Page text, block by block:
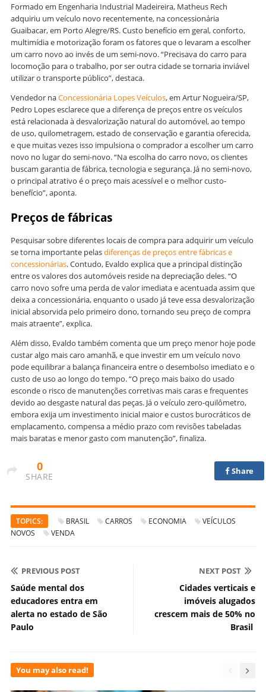
Formado em Engenharia Industrial Madeireira, Matheus Rech
adquiriu um veículo novo recentemente, na concessionária
Guaibacar, em Porto Alegre/RS. Custo benefício em geral, conforto,
multimídia e motorização foram os fatores que o levaram a escolher
um carro novo ao invés de um semi-novo. “Precisava do carro para
locomoção para o trabalho, por ser outra cidade se tornaria inviável
utilizar o transporte público”, destaca.
Vendedor naConcessionária Lopes Veículos, em Artur Nogueira/SP,
Pedro Lopes esclarece que a diferença de preços entre os veículos
está relacionada à desvalorização natural do automóvel, ao tempo
de uso, quilometragem, estado de conservação e garantia oferecida,
e que muitas vezes isso impulsiona o comprador a escolher um carro
novo no lugar do semi-novo. “Na escolha do carro novo, os clientes
buscam garantia de fábrica, tecnologia e segurança. Já no semi-novo,
o principal atrativo é o preço mais acessível e o melhor custo-
benefício”, aponta.
Preços de fábricas
Pesquisar sobre diferentes locais de compra para adquirir um veículo
se torna importante pelasdiferenças de preços entre fábricas e
concessionárias. Contudo, Evaldo explica que a principal distinção
entre os valores dos automóveis reside na depreciação deles. “O
carro novo sofre uma perda de valor imediata e acentuada assim que
deixa a concessionária, enquanto o usado já teve essa desvalorização
inicial absorvida pelo primeiro dono, tornando seu preço de compra
mais atraente”, explica.
Além disso, Evaldo também comenta que um preço menor hoje pode
custar algo mais caro amanhã, e que investir em um veículo novo
pode equilibrar a balança financeira entre o desembolso imediato e o
custo de uso ao longo do tempo. “O preço mais baixo do usado
esconde o risco de manutenções corretivas mais caras e frequentes
devido ao desgaste natural das peças. Já o veículo zero-quilômetro,
embora exija um investimento inicial maior e custos burocráticos de
emplacamento, compensa a médio prazo com revisões tabeladas
mais baratas e menor gasto com manutenção”, finaliza.
0
SHARE
Share
TOPICS: BRASIL CARROS ECONOMIA
VEÍCULOS
NOVOS
VENDA
PREVIOUS POST
Saúde mental dos
educadores entra em
alerta no estado de São
Paulo
NEXT POST
Cidades verticais e
imóveis alugados
crescem mais de 50% no
Brasil
You may also read!